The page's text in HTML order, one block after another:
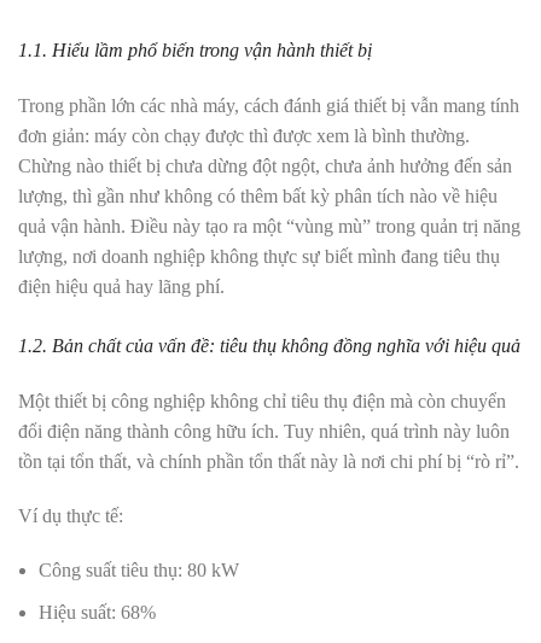
1.1. Hiểu lầm phổ biến trong vận hành thiết bị
Trong phần lớn các nhà máy, cách đánh giá thiết bị vẫn mang tính
đơn giản: máy còn chạy được thì được xem là bình thường.
Chừng nào thiết bị chưa dừng đột ngột, chưa ảnh hưởng đến sản
lượng, thì gần như không có thêm bất kỳ phân tích nào về hiệu
quả vận hành. Điều này tạo ra một “vùng mù” trong quản trị năng
lượng, nơi doanh nghiệp không thực sự biết mình đang tiêu thụ
điện hiệu quả hay lãng phí.
1.2. Bản chất của vấn đề: tiêu thụ không đồng nghĩa với hiệu quả
Một thiết bị công nghiệp không chỉ tiêu thụ điện mà còn chuyển
đổi điện năng thành công hữu ích. Tuy nhiên, quá trình này luôn
tồn tại tổn thất, và chính phần tổn thất này là nơi chi phí bị “rò rỉ”.
Ví dụ thực tế:
Công suất tiêu thụ: 80 kW
Hiệu suất: 68%